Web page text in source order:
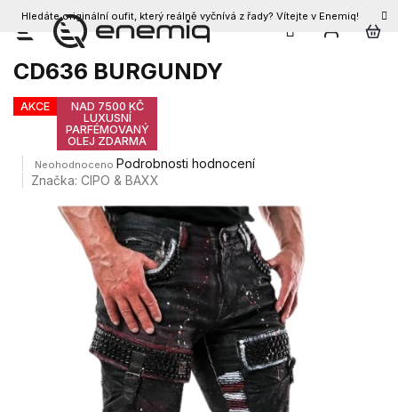
Přejít
obsah
Hledáte originální oufit, který reálně vyčnívá z řady? Vítejte v Enemiq!
CZK
Pánské džíny CIPO & BAXX
CD636 BURGUNDY
AKCE
NAD 7500 KČ
LUXUSNÍ
PARFÉMOVANÝ
OLEJ ZDARMA
Průměrné
hodnocení
hvězdiček.
Neohodnoceno Podrobnosti hodnocení
Značka:CIPO & BAXX